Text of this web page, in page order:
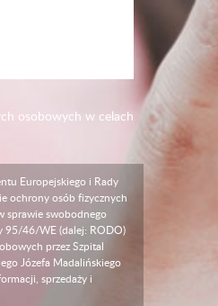
osobowych w celach
Europejskiego i Rady
ochrony osób fizycznych
sprawie swobodnego
95/46/WE (dalej: RODO)
przez Szpital
Józefa Madalińskiego
sprzedaży i